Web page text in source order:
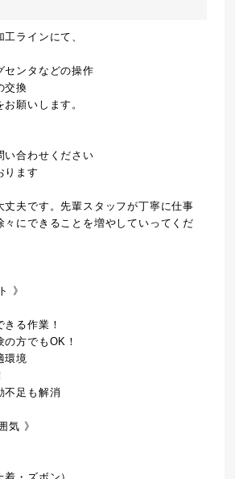
ラインにて、
センタなどの操作
交換
願いします。
い合わせください
ります
丈夫です。先輩スタッフが丁寧に仕事
々にできることを増やしていってくだ
》
きる作業！
の方でもOK！
環境
不足も解消
気 》